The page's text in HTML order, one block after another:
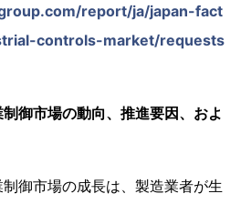
report/ja/japan-fact
controls-market/requests
御市場の動向、推進要因、およ
御市場の成長は、製造業者が生